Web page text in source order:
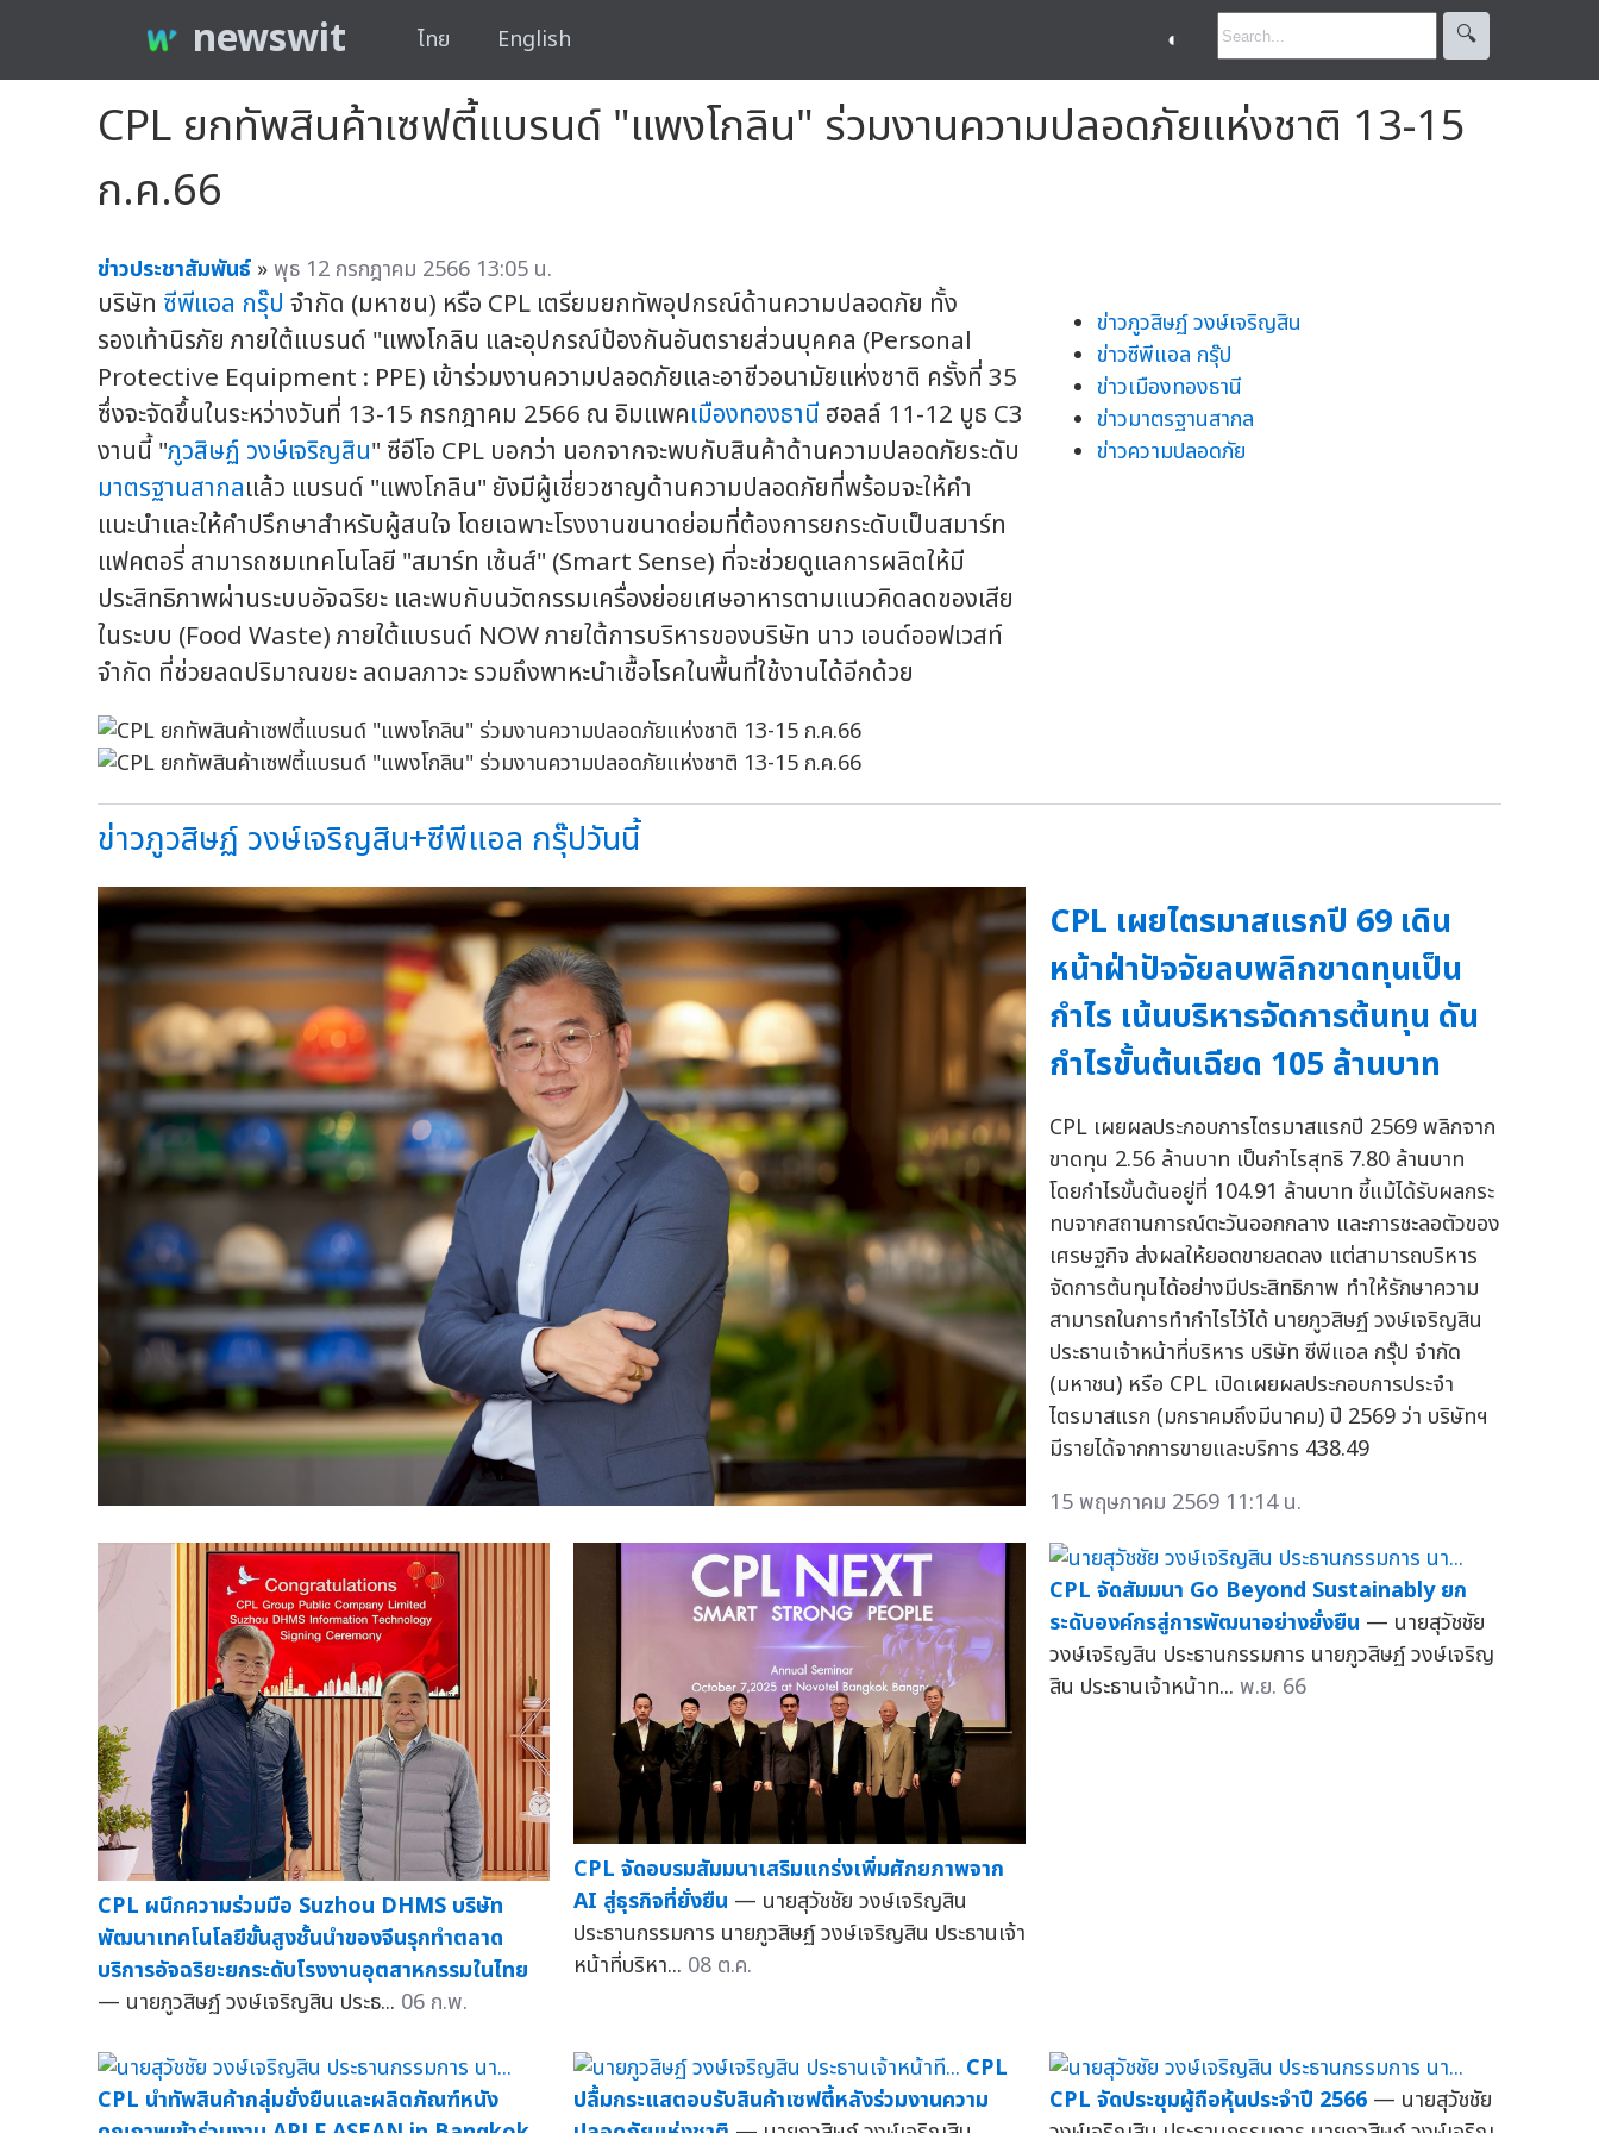
newswit ไทย English ◐ 🔍︎
CPL ยกทัพสินค้าเซฟตี้แบรนด์ "แพงโกลิน" ร่วมงานความปลอดภัยแห่งชาติ 13-15
ก.ค.66
ข่าวประชาสัมพันธ์ »พุธ 12 กรกฎาคม 2566 13:05 น.
บริษัท ซีพีแอล กรุ๊ป จำกัด (มหาชน) หรือ CPL เตรียมยกทัพอุปกรณ์ด้านความปลอดภัย ทั้ง
รองเท้านิรภัย ภายใต้แบรนด์ "แพงโกลิน และอุปกรณ์ป้องกันอันตรายส่วนบุคคล (Personal
Protective Equipment : PPE) เข้าร่วมงานความปลอดภัยและอาชีวอนามัยแห่งชาติ ครั้งที่ 35
ซึ่งจะจัดขึ้นในระหว่างวันที่ 13-15 กรกฎาคม 2566 ณ อิมแพคเมืองทองธานี ฮอลล์ 11-12 บูธ C3
งานนี้ "ภูวสิษฏ์ วงษ์เจริญสิน" ซีอีโอ CPL บอกว่า นอกจากจะพบกับสินค้าด้านความปลอดภัยระดับ
มาตรฐานสากลแล้ว แบรนด์ "แพงโกลิน" ยังมีผู้เชี่ยวชาญด้านความปลอดภัยที่พร้อมจะให้คำ
แนะนำและให้คำปรึกษาสำหรับผู้สนใจ โดยเฉพาะโรงงานขนาดย่อมที่ต้องการยกระดับเป็นสมาร์ท
แฟคตอรี่ สามารถชมเทคโนโลยี "สมาร์ท เซ้นส์" (Smart Sense) ที่จะช่วยดูแลการผลิตให้มี
ประสิทธิภาพผ่านระบบอัจฉริยะ และพบกับนวัตกรรมเครื่องย่อยเศษอาหารตามแนวคิดลดของเสีย
ในระบบ (Food Waste) ภายใต้แบรนด์ NOW ภายใต้การบริหารของบริษัท นาว เอนด์ออฟเวสท์
จำกัด ที่ช่วยลดปริมาณขยะ ลดมลภาวะ รวมถึงพาหะนำเชื้อโรคในพื้นที่ใช้งานได้อีกด้วย
ข่าวภูวสิษฏ์ วงษ์เจริญสิน
ข่าวซีพีแอล กรุ๊ป
ข่าวเมืองทองธานี
ข่าวมาตรฐานสากล
ข่าวความปลอดภัย
ข่าวภูวสิษฏ์ วงษ์เจริญสิน+ซีพีแอล กรุ๊ปวันนี้
CPL เผยไตรมาสแรกปี 69 เดิน
หน้าฝ่าปัจจัยลบพลิกขาดทุนเป็น
กำไร เน้นบริหารจัดการต้นทุน ดัน
กำไรขั้นต้นเฉียด 105 ล้านบาท
CPL เผยผลประกอบการไตรมาสแรกปี 2569 พลิกจาก
ขาดทุน 2.56 ล้านบาท เป็นกำไรสุทธิ 7.80 ล้านบาท
โดยกำไรขั้นต้นอยู่ที่ 104.91 ล้านบาท ชี้แม้ได้รับผลกระ
ทบจากสถานการณ์ตะวันออกกลาง และการชะลอตัวของ
เศรษฐกิจ ส่งผลให้ยอดขายลดลง แต่สามารถบริหาร
จัดการต้นทุนได้อย่างมีประสิทธิภาพ ทำให้รักษาความ
สามารถในการทำกำไรไว้ได้ นายภูวสิษฏ์ วงษ์เจริญสิน
ประธานเจ้าหน้าที่บริหาร บริษัท ซีพีแอล กรุ๊ป จำกัด
(มหาชน) หรือ CPL เปิดเผยผลประกอบการประจำ
ไตรมาสแรก (มกราคมถึงมีนาคม) ปี 2569 ว่า บริษัทฯ
มีรายได้จากการขายและบริการ 438.49
15 พฤษภาคม 2569 11:14 น.
CPL ผนึกความร่วมมือ Suzhou DHMS บริษัท
พัฒนาเทคโนโลยีขั้นสูงชั้นนำของจีนรุกทำตลาด
บริการอัจฉริยะยกระดับโรงงานอุตสาหกรรมในไทย
— นายภูวสิษฏ์ วงษ์เจริญสิน ประธ... 06 ก.พ.
CPL จัดอบรมสัมมนาเสริมแกร่งเพิ่มศักยภาพจาก
AI สู่ธุรกิจที่ยั่งยืน — นายสุวัชชัย วงษ์เจริญสิน
ประธานกรรมการ นายภูวสิษฏ์ วงษ์เจริญสิน ประธานเจ้า
หน้าที่บริหา... 08 ต.ค.
CPL จัดสัมมนา Go Beyond Sustainably ยก
ระดับองค์กรสู่การพัฒนาอย่างยั่งยืน — นายสุวัชชัย
วงษ์เจริญสิน ประธานกรรมการ นายภูวสิษฏ์ วงษ์เจริญ
สิน ประธานเจ้าหน้าท... พ.ย. 66
CPL นำทัพสินค้ากลุ่มยั่งยืนและผลิตภัณฑ์หนัง
CPL
ปลื้มกระแสตอบรับสินค้าเซฟตี้หลังร่วมงานความ
CPL จัดประชุมผู้ถือหุ้นประจำปี 2566 — นายสุวัชชัย